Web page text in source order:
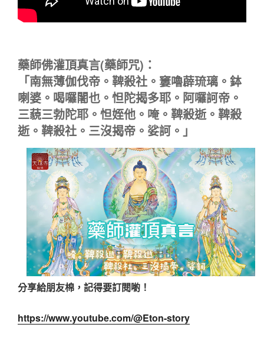
藥師佛灌頂真言(藥師咒)：
「南無薄伽伐帝。鞞殺社。窶嚕薜琉璃。鉢
喇婆。喝囉闍也。怛陀揭多耶。阿囉訶帝。
三藐三勃陀耶。怛姪他。唵。鞞殺逝。鞞殺
逝。鞞殺社。三沒揭帝。娑訶。」
分享給朋友棉，記得要訂閱喲！
https://www.youtube.com/@Eton-story